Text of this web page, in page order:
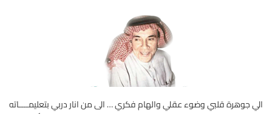
الي جوهرة قلبي وضوء عقلي والهام فكري … الى من انار دربي بتعليمــــاته